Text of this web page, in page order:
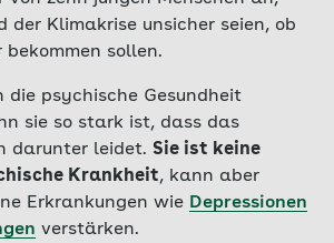
der Klimakrise unsicher seien, ob
sollen.
die psychische Gesundheit
sie so stark ist, dass das
darunter leidet. Sie ist keine
Krankheit, kann aber
Erkrankungen wie Depressionen
verstärken.